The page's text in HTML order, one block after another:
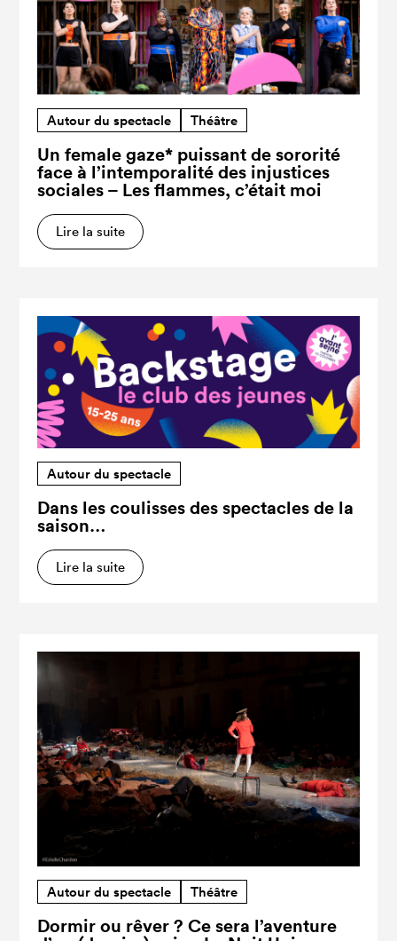
Autour du spectacle Théâtre
Un female gaze* puissant de sororité
face à l’intemporalité des injustices
sociales – Les flammes, c’était moi
Lire la suite
Autour du spectacle
Dans les coulisses des spectacles de la
saison…
Lire la suite
Autour du spectacle Théâtre
Dormir ou rêver ? Ce sera l’aventure